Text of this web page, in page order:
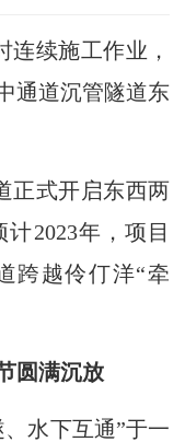
续施工作业，
通道沉管隧道东
式开启东西两
2023年，项目
跨越伶仃洋“牵
圆满沉放
水下互通”于一